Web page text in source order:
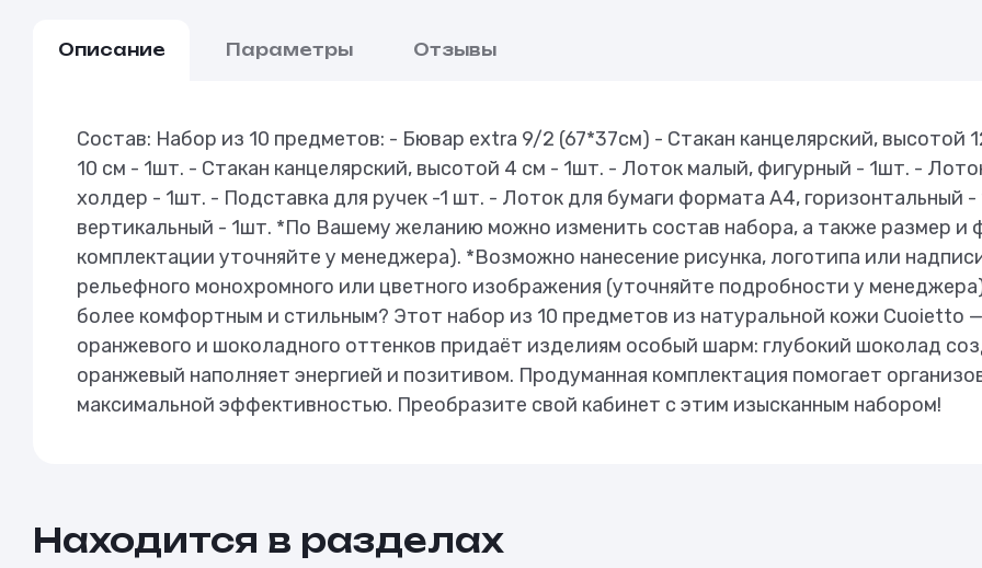
Описание Параметры Отзывы
Состав: Набор из 10 предметов: - Бювар extra 9/2 (67*37см) - Стакан канцелярский, высотой
10 см - 1шт. - Стакан канцелярский, высотой 4 см - 1шт. - Лоток малый, фигурный - 1шт. -
холдер - 1шт. - Подставка для ручек -1 шт. - Лоток для бумаги формата А4, горизонтальный
вертикальный - 1шт. *По Вашему желанию можно изменить состав набора, а также размер
комплектации уточняйте у менеджера). *Возможно нанесение рисунка, логотипа или
рельефного монохромного или цветного изображения (уточняйте подробности у
более комфортным и стильным? Этот набор из 10 предметов из натуральной кожи Cuoietto
оранжевого и шоколадного оттенков придаёт изделиям особый шарм: глубокий шоколад
оранжевый наполняет энергией и позитивом. Продуманная комплектация помогает
максимальной эффективностью. Преобразите свой кабинет с этим изысканным набором!
Находится в разделах